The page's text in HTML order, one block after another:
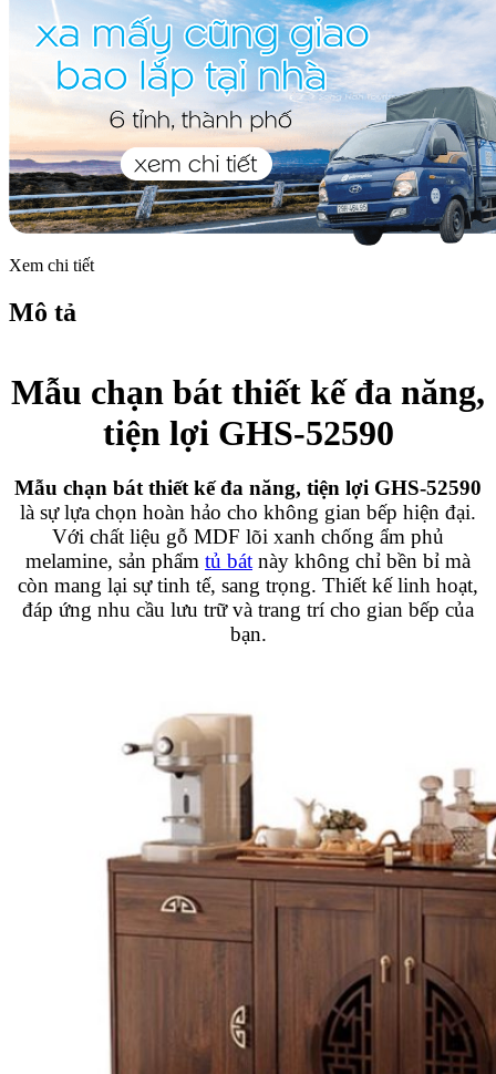
Xem chi tiết
Mô tả
Mẫu chạn bát thiết kế đa năng,
tiện lợi GHS-52590
Mẫu chạn bát thiết kế đa năng, tiện lợi GHS-52590
là sự lựa chọn hoàn hảo cho không gian bếp hiện đại.
Với chất liệu gỗ MDF lõi xanh chống ẩm phủ
melamine, sản phẩm tủ bát này không chỉ bền bỉ mà
còn mang lại sự tinh tế, sang trọng. Thiết kế linh hoạt,
đáp ứng nhu cầu lưu trữ và trang trí cho gian bếp của
bạn.